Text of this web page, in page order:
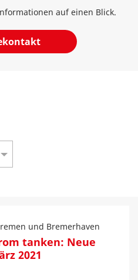
auf einen Blick.
und Bremerhaven
tanken: Neue
2021